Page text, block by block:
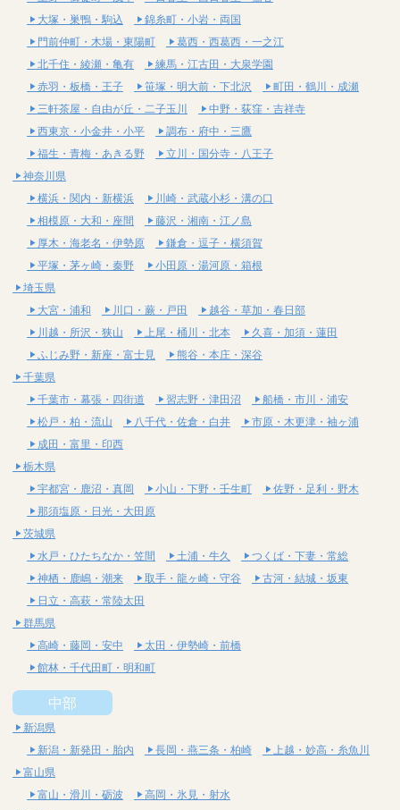
大塚・巣鴨・駒込
錦糸町・小岩・両国
門前仲町・木場・東陽町
葛西・西葛西・一之江
北千住・綾瀬・亀有
練馬・江古田・大泉学園
赤羽・板橋・王子
笹塚・明大前・下北沢
町田・鶴川・成瀬
三軒茶屋・自由が丘・二子玉川
中野・荻窪・吉祥寺
西東京・小金井・小平
調布・府中・三鷹
福生・青梅・あきる野
立川・国分寺・八王子
神奈川県
横浜・関内・新横浜
川崎・武蔵小杉・溝の口
相模原・大和・座間
藤沢・湘南・江ノ島
厚木・海老名・伊勢原
鎌倉・逗子・横須賀
平塚・茅ヶ崎・秦野
小田原・湯河原・箱根
埼玉県
大宮・浦和
川口・蕨・戸田
越谷・草加・春日部
川越・所沢・狭山
上尾・桶川・北本
久喜・加須・蓮田
ふじみ野・新座・富士見
熊谷・本庄・深谷
千葉県
千葉市・幕張・四街道
習志野・津田沼
船橋・市川・浦安
松戸・柏・流山
八千代・佐倉・白井
市原・木更津・袖ヶ浦
成田・富里・印西
栃木県
宇都宮・鹿沼・真岡
小山・下野・壬生町
佐野・足利・野木
那須塩原・日光・大田原
茨城県
水戸・ひたちなか・笠間
土浦・牛久
つくば・下妻・常総
神栖・鹿嶋・潮来
取手・龍ヶ崎・守谷
古河・結城・坂東
日立・高萩・常陸太田
群馬県
高崎・藤岡・安中
太田・伊勢崎・前橋
館林・千代田町・明和町
中部
新潟県
新潟・新発田・胎内
長岡・燕三条・柏崎
上越・妙高・糸魚川
富山県
富山・滑川・砺波
高岡・氷見・射水